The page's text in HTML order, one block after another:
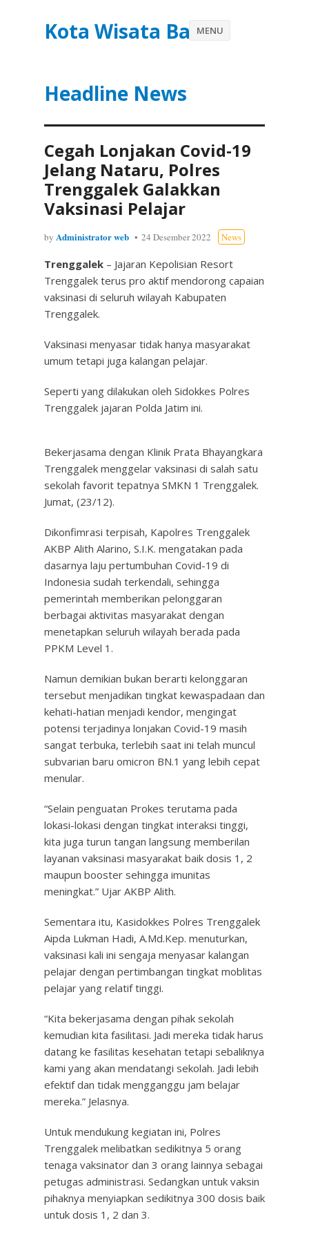
Kota Wisata Batu
Headline News
MENU
Cegah Lonjakan Covid-19
Jelang Nataru, Polres
Trenggalek Galakkan
Vaksinasi Pelajar
by Administrator web 24 Desember 2022 News
Trenggalek – Jajaran Kepolisian Resort
Trenggalek terus pro aktif mendorong capaian
vaksinasi di seluruh wilayah Kabupaten
Trenggalek.
Vaksinasi menyasar tidak hanya masyarakat
umum tetapi juga kalangan pelajar.
Seperti yang dilakukan oleh Sidokkes Polres
Trenggalek jajaran Polda Jatim ini.
Bekerjasama dengan Klinik Prata Bhayangkara
Trenggalek menggelar vaksinasi di salah satu
sekolah favorit tepatnya SMKN 1 Trenggalek.
Jumat, (23/12).
Dikonfimrasi terpisah, Kapolres Trenggalek
AKBP Alith Alarino, S.I.K. mengatakan pada
dasarnya laju pertumbuhan Covid-19 di
Indonesia sudah terkendali, sehingga
pemerintah memberikan pelonggaran
berbagai aktivitas masyarakat dengan
menetapkan seluruh wilayah berada pada
PPKM Level 1.
Namun demikian bukan berarti kelonggaran
tersebut menjadikan tingkat kewaspadaan dan
kehati-hatian menjadi kendor, mengingat
potensi terjadinya lonjakan Covid-19 masih
sangat terbuka, terlebih saat ini telah muncul
subvarian baru omicron BN.1 yang lebih cepat
menular.
“Selain penguatan Prokes terutama pada
lokasi-lokasi dengan tingkat interaksi tinggi,
kita juga turun tangan langsung memberilan
layanan vaksinasi masyarakat baik dosis 1, 2
maupun booster sehingga imunitas
meningkat.” Ujar AKBP Alith.
Sementara itu, Kasidokkes Polres Trenggalek
Aipda Lukman Hadi, A.Md.Kep. menuturkan,
vaksinasi kali ini sengaja menyasar kalangan
pelajar dengan pertimbangan tingkat moblitas
pelajar yang relatif tinggi.
“Kita bekerjasama dengan pihak sekolah
kemudian kita fasilitasi. Jadi mereka tidak harus
datang ke fasilitas kesehatan tetapi sebaliknya
kami yang akan mendatangi sekolah. Jadi lebih
efektif dan tidak mengganggu jam belajar
mereka.” Jelasnya.
Untuk mendukung kegiatan ini, Polres
Trenggalek melibatkan sedikitnya 5 orang
tenaga vaksinator dan 3 orang lainnya sebagai
petugas administrasi. Sedangkan untuk vaksin
pihaknya menyiapkan sedikitnya 300 dosis baik
untuk dosis 1, 2 dan 3.